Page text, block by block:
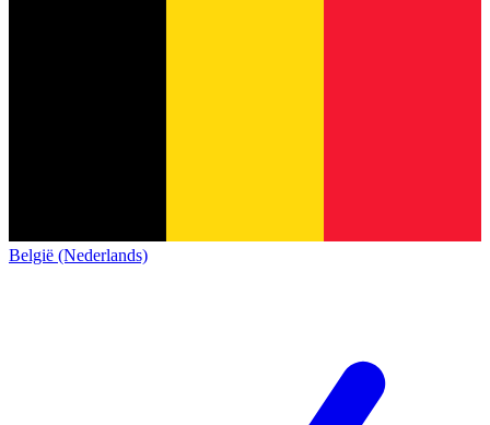
België (Nederlands)